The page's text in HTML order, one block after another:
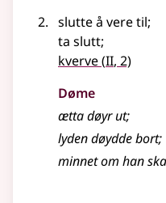
slutte å vere til;
ta slutt;
kverve(2
II, 2)
Døme
ættadøyrut;
lydendøyddebort;
minnet om han